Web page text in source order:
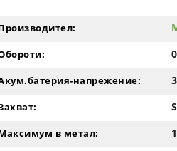
напрежение:
в метал: